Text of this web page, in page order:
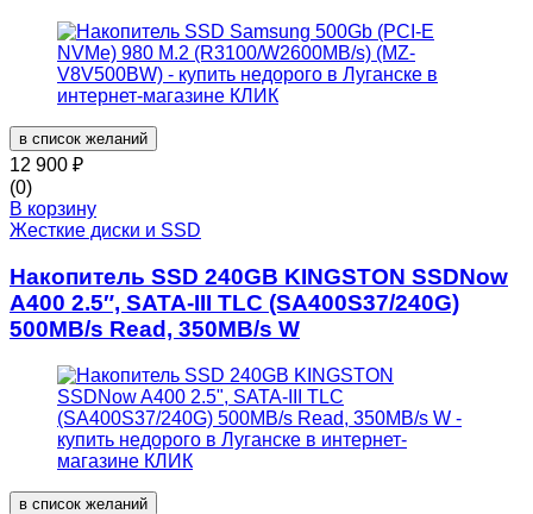
в список желаний
12 900 ₽
(0)
В корзину
Жесткие диски и SSD
Накопитель SSD 240GB KINGSTON SSDNow
A400 2.5″, SATA-III TLC (SA400S37/240G)
500MB/s Read, 350MB/s W
в список желаний